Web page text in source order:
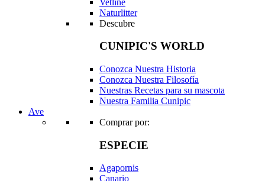
Naturlitter
Descubre
CUNIPIC'S WORLD
Conozca Nuestra Historia
Conozca Nuestra Filosofía
Nuestras Recetas para su mascota
Nuestra Familia Cunipic
Ave
Comprar por:
ESPECIE
Agapornis
Canario